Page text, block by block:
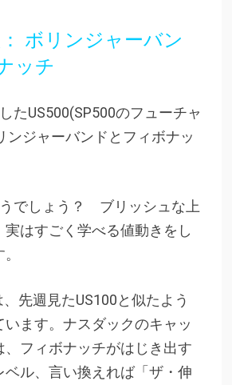
ボリンジャーバン
ッチ
たUS500(SP500のフューチャ
ンジャーバンドとフィボナッ
でしょう？ ブリッシュな上
はすごく学べる値動きをし
先週見たUS100と似たよう
ます。 ナスダックのキャッ
、フィボナッチがはじき出す
ベル、言い換えれば「ザ・伸